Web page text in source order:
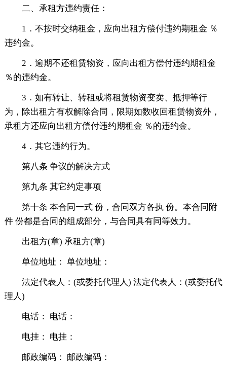
二、承租方违约责任：
1．不按时交纳租金，应向出租方偿付违约期租金 ％
违约金。
2．逾期不还租赁物资，应向出租方偿付违约期租金
％的违约金。
3．如有转让、转租或将租赁物资变卖、抵押等行
为，除出租方有权解除合同，限期如数收回租赁物资外，
承租方还应向出租方偿付违约期租金 ％的违约金。
4．其它违约行为。
第八条 争议的解决方式
第九条 其它约定事项
第十条 本合同一式 份，合同双方各执 份。本合同附
件 份都是合同的组成部分，与合同具有同等效力。
出租方(章) 承租方(章)
单位地址： 单位地址：
法定代表人：(或委托代理人) 法定代表人：(或委托代
理人)
电话： 电话：
电挂： 电挂：
邮政编码： 邮政编码：